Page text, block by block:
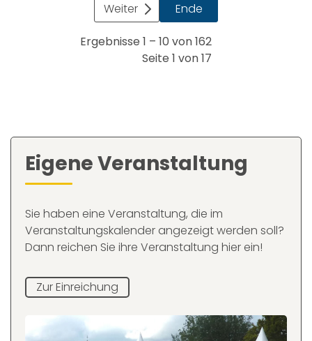
Weiter
Ende
Ergebnisse 1 – 10 von 162
Seite 1 von 17
Eigene Veranstaltung
Sie haben eine Veranstaltung, die im
Veranstaltungskalender angezeigt werden soll?
Dann reichen Sie ihre Veranstaltung hier ein!
Zur Einreichung